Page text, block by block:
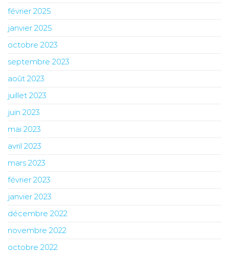
février 2025
janvier 2025
octobre 2023
septembre 2023
août 2023
juillet 2023
juin 2023
mai 2023
avril 2023
mars 2023
février 2023
janvier 2023
décembre 2022
novembre 2022
octobre 2022